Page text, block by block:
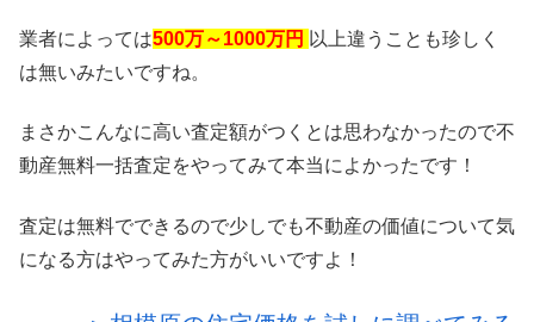
業者によっては500万～1000万円 以上違うことも珍しく
は無いみたいですね。
まさかこんなに高い査定額がつくとは思わなかったので不
動産無料一括査定をやってみて本当によかったです！
査定は無料でできるので少しでも不動産の価値について気
になる方はやってみた方がいいですよ！